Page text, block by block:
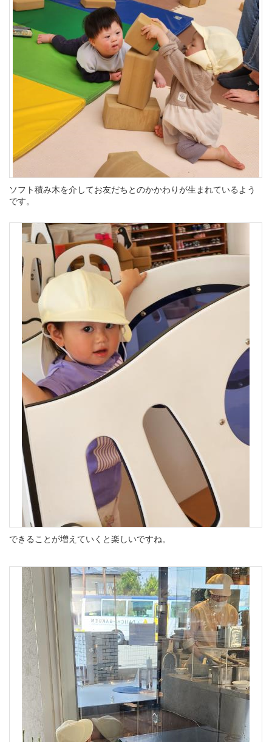
ソフト積み木を介してお友だちとのかかわりが生まれているよう
です。
できることが増えていくと楽しいですね。